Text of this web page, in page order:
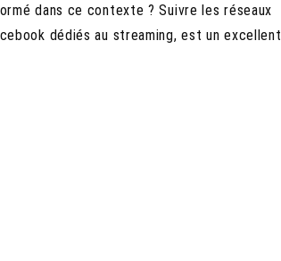
dans ce contexte ? Suivre les réseaux
dédiés au streaming, est un excellent